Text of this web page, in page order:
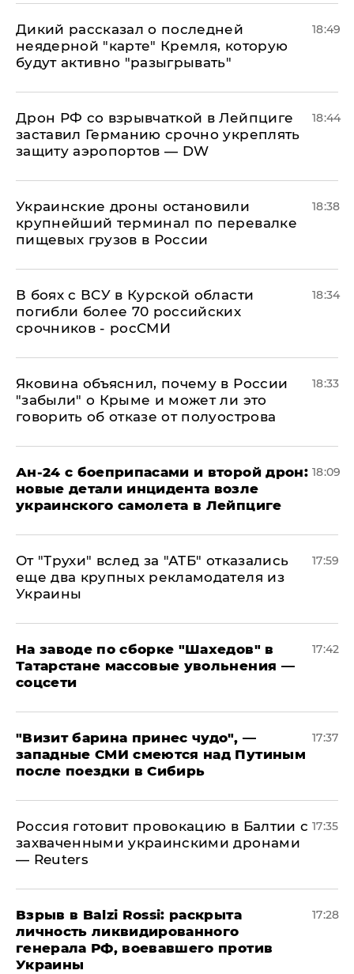
Дикий рассказал о последней
неядерной "карте" Кремля, которую
будут активно "разыгрывать"
18:49
​Дрон РФ со взрывчаткой в Лейпциге
заставил Германию срочно укреплять
защиту аэропортов — DW
18:44
Украинские дроны остановили
крупнейший терминал по перевалке
пищевых грузов в России
18:38
В боях с ВСУ в Курской области
погибли более 70 российских
срочников - росСМИ
18:34
Яковина объяснил, почему в России
"забыли" о Крыме и может ли это
говорить об отказе от полуострова
18:33
Ан-24 с боеприпасами и второй дрон:
новые детали инцидента возле
украинского самолета в Лейпциге
18:09
От "Трухи" вслед за "АТБ" отказались
еще два крупных рекламодателя из
Украины
17:59
На заводе по сборке "Шахедов" в
Татарстане массовые увольнения —
соцсети
17:42
"Визит барина принес чудо", —
западные СМИ смеются над Путиным
после поездки в Сибирь
17:37
​Россия готовит провокацию в Балтии с
захваченными украинскими дронами
— Reuters
17:35
​Взрыв в Balzi Rossi: раскрыта
личность ликвидированного
генерала РФ, воевавшего против
Украины
17:28